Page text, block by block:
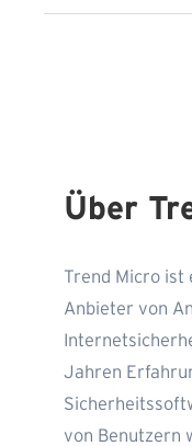
Über
Trend Micro ist
Anbieter von
Jahren
von Benutzern